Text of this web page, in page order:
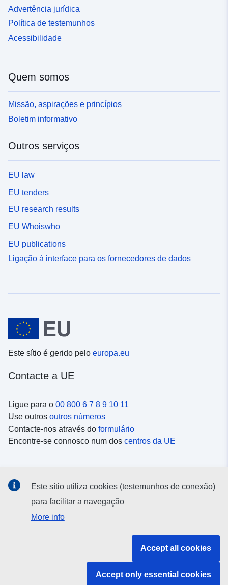
Advertência jurídica
Política de testemunhos
Acessibilidade
Quem somos
Missão, aspirações e princípios
Boletim informativo
Outros serviços
EU law
EU tenders
EU research results
EU Whoiswho
EU publications
Ligação à interface para os fornecedores de dados
Este sítio é gerido pelo europa.eu
Contacte a UE
Ligue para o 00 800 6 7 8 9 10 11
Use outros outros números
Contacte-nos através do formulário
Encontre-se connosco num dos centros da UE
Procure as contas da UE nasredes sociais
Instituições e organismos da UE
Este sítio utiliza cookies (testemunhos de conexão)
para facilitar a navegação
More info
Accept all cookies
Accept only essential cookies